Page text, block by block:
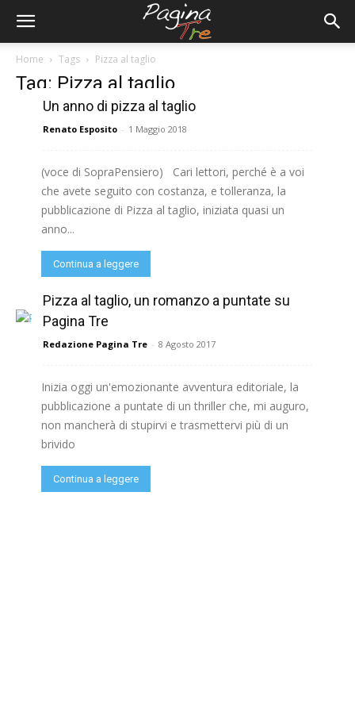
Home Tags Pizza al taglio
Tag: Pizza al taglio
Un anno di pizza al taglio
Renato Esposito - 1 Maggio 2018
(voce di SopraPensiero) Cari lettori, perché è a voi
che avete seguito con costanza, e tolleranza, la
pubblicazione di Pizza al taglio, iniziata quasi un
anno...
Continua a leggere
Pizza al taglio, un romanzo a puntate su
Pagina Tre
Redazione Pagina Tre - 8 Agosto 2017
Inizia oggi un'emozionante avventura editoriale, la
pubblicazione a puntate di un thriller che, mi auguro,
non mancherà di stupirvi e trasmettervi più di un
brivido
Continua a leggere